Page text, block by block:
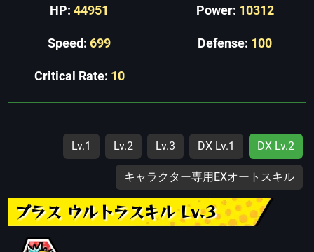
HP: 44951 Power: 10312
Speed: 699 Defense: 100
Critical Rate: 10
Lv.1 Lv.2 Lv.3 DX Lv.1 DX Lv.2
キャラクター専用EXオートスキル
プラス ウルトラスキル Lv.3